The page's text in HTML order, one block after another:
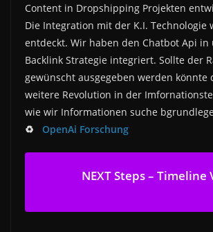
Content in Dropshipping Projekten
Die Integration mit der K.I. Technologie
entdeckt. Wir haben den Chatbot Api in
Backlink Strategie integriert. Sollte der
gewünscht ausgegeben werden könnte
weitere Revolution in der
wie wir Informationen suche
♻️ OpenAi Forschung
NEXT Steps – Timeline